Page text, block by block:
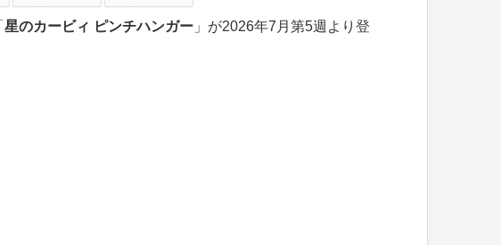
星のカービィ ピンチハンガー」が2026年7月第5週より登